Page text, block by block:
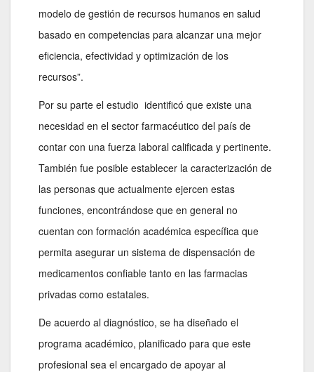
modelo de gestión de recursos humanos en salud
basado en competencias para alcanzar una mejor
eficiencia, efectividad y optimización de los
recursos”.
Por su parte el estudio identificó que existe una
necesidad en el sector farmacéutico del país de
contar con una fuerza laboral calificada y pertinente.
También fue posible establecer la caracterización de
las personas que actualmente ejercen estas
funciones, encontrándose que en general no
cuentan con formación académica específica que
permita asegurar un sistema de dispensación de
medicamentos confiable tanto en las farmacias
privadas como estatales.
De acuerdo al diagnóstico, se ha diseñado el
programa académico, planificado para que este
profesional sea el encargado de apoyar al